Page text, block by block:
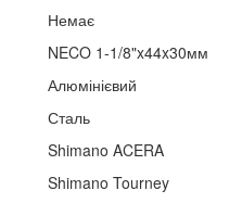
Немає
NECO 1-1/8"x44x30мм
Алюмінієвий
Сталь
Shimano ACERA
Shimano Tourney